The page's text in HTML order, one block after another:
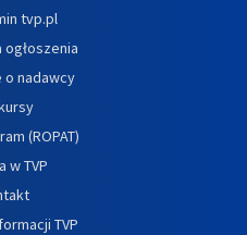
tvp.pl
o nadawcy
(ROPAT)
w TVP
TVP